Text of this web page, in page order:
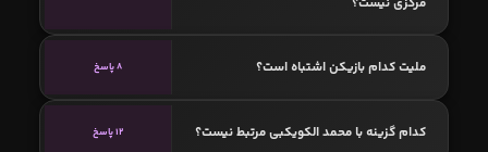
ملیت کدام بازیکن اشتباه است؟ 8 پاسخ
کدام گزینه با محمد الکویکبی مرتبط نیست؟ 12 پاسخ